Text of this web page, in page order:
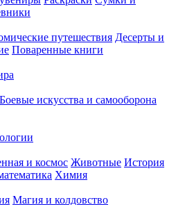
путешествия Десерты и
Поваренные книги
Боевые искусства и самооборона
и космос Животные История
Химия
Магия и колдовство